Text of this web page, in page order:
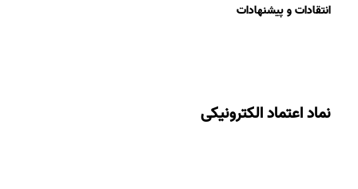
انتقادات و پیشنهادات
نماد اعتماد الکترونیکی